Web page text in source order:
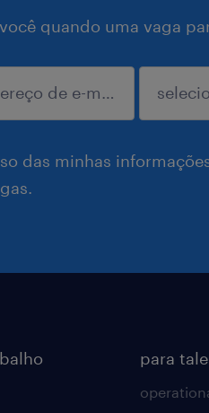
quando uma vaga
das minhas
para